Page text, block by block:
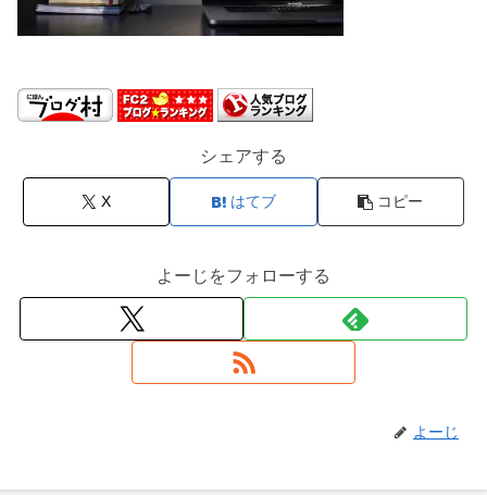
シェアする
X はてブ コピー
よーじをフォローする
よーじ